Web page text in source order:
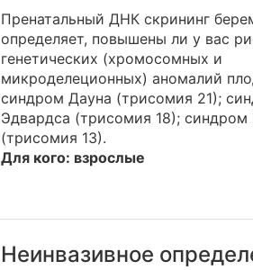
Пренатальный ДНК скрининг
определяет, повышены ли у вас
генетических (хромосомных и
микроделеционных) аномалий
синдром Дауна (трисомия 21);
Эдвардса (трисомия 18); синдром
(трисомия 13).
Для кого: взрослые
Неинвазивное